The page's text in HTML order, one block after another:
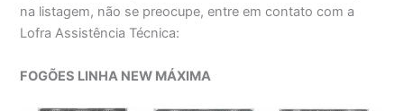
na listagem, não se preocupe, entre em contato com a
Lofra Assistência Técnica:
FOGÕES LINHA NEW MÁXIMA